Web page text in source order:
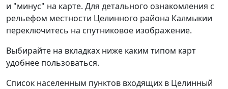
и "минус" на карте. Для детального ознакомления с
рельефом местности Целинного района Калмыкии
переключитесь на спутниковое изображение.
Выбирайте на вкладках ниже каким типом карт
удобнее пользоваться.
Список населенным пунктов входящих в Целинный